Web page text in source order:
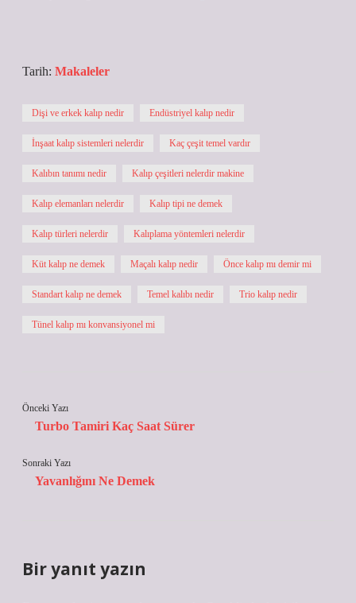
Tarih: Makaleler
Dişi ve erkek kalıp nedir Endüstriyel kalıp nedir
İnşaat kalıp sistemleri nelerdir Kaç çeşit temel vardır
Kalıbın tanımı nedir Kalıp çeşitleri nelerdir makine
Kalıp elemanları nelerdir Kalıp tipi ne demek
Kalıp türleri nelerdir Kalıplama yöntemleri nelerdir
Küt kalıp ne demek Maçalı kalıp nedir Önce kalıp mı demir mi
Standart kalıp ne demek Temel kalıbı nedir Trio kalıp nedir
Tünel kalıp mı konvansiyonel mi
Önceki Yazı
Turbo Tamiri Kaç Saat Sürer
Sonraki Yazı
Yavanlığını Ne Demek
Bir yanıt yazın